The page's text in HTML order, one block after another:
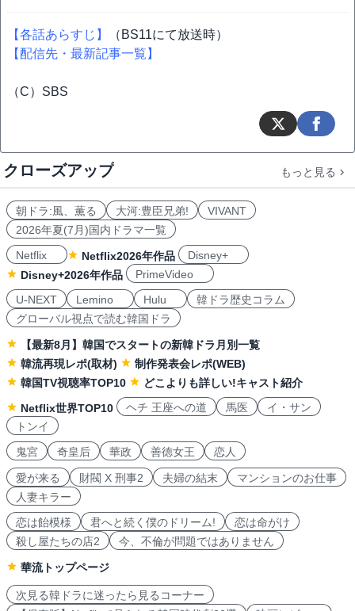
【各話あらすじ】
（BS11にて放送時）
【配信先・最新記事一覧】
（C）SBS
クローズアップ もっと見る
朝ドラ:風、薫る 大河:豊臣兄弟!
VIVANT
2026年夏(7月)国内ドラマ一覧
Netflix
Netflix2026年作品
Disney+
Disney+2026年作品
PrimeVideo
U-NEXT
Lemino Hulu
韓ドラ歴史コラム
グローバル視点で読む韓国ドラ
【最新8月】韓国でスタートの新韓ドラ月別一覧
韓流再現レポ(取材)
制作発表会レポ(WEB)
韓国TV視聴率TOP10
どこよりも詳しい!キャスト紹介
Netflix世界TOP10
ヘチ 王座への道 馬医
イ・サン
トンイ
鬼宮
奇皇后 華政 善徳女王 恋人
愛が来る 財閥 X 刑事2 夫婦の結末
マンションのお仕事
人妻キラー
恋は飴模様
君へと続く僕のドリーム!
恋は命がけ
殺し屋たちの店2
今、不倫が問題ではありません
華流トップページ
次見る韓ドラに迷ったら見るコーナー